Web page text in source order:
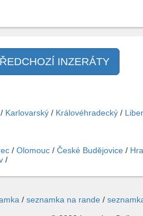
INZERÁTY
/ Karlovarský / Královéhradecký /
/ Olomouc / České Budějovice /
/
/ seznamka na rande /